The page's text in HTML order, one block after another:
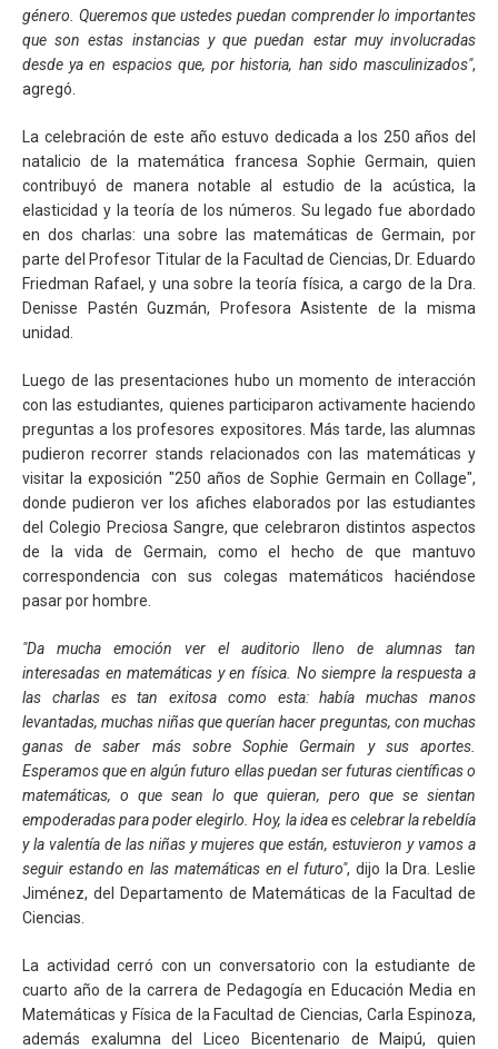
género. Queremos que ustedes puedan comprender lo importantes
que son estas instancias y que puedan estar muy involucradas
desde ya en espacios que, por historia, han sido masculinizados",
agregó.
La celebración de este año estuvo dedicada a los 250 años del
natalicio de la matemática francesa Sophie Germain, quien
contribuyó de manera notable al estudio de la acústica, la
elasticidad y la teoría de los números. Su legado fue abordado
en dos charlas: una sobre las matemáticas de Germain, por
parte del Profesor Titular de la Facultad de Ciencias, Dr. Eduardo
Friedman Rafael, y una sobre la teoría física, a cargo de la Dra.
Denisse Pastén Guzmán, Profesora Asistente de la misma
unidad.
Luego de las presentaciones hubo un momento de interacción
con las estudiantes, quienes participaron activamente haciendo
preguntas a los profesores expositores. Más tarde, las alumnas
pudieron recorrer stands relacionados con las matemáticas y
visitar la exposición "250 años de Sophie Germain en Collage",
donde pudieron ver los afiches elaborados por las estudiantes
del Colegio Preciosa Sangre, que celebraron distintos aspectos
de la vida de Germain, como el hecho de que mantuvo
correspondencia con sus colegas matemáticos haciéndose
pasar por hombre.
"Da mucha emoción ver el auditorio lleno de alumnas tan
interesadas en matemáticas y en física. No siempre la respuesta a
las charlas es tan exitosa como esta: había muchas manos
levantadas, muchas niñas que querían hacer preguntas, con muchas
ganas de saber más sobre Sophie Germain y sus aportes.
Esperamos que en algún futuro ellas puedan ser futuras científicas o
matemáticas, o que sean lo que quieran, pero que se sientan
empoderadas para poder elegirlo. Hoy, la idea es celebrar la rebeldía
y la valentía de las niñas y mujeres que están, estuvieron y vamos a
seguir estando en las matemáticas en el futuro", dijo la Dra. Leslie
Jiménez, del Departamento de Matemáticas de la Facultad de
Ciencias.
La actividad cerró con un conversatorio con la estudiante de
cuarto año de la carrera de Pedagogía en Educación Media en
Matemáticas y Física de la Facultad de Ciencias, Carla Espinoza,
además exalumna del Liceo Bicentenario de Maipú, quien